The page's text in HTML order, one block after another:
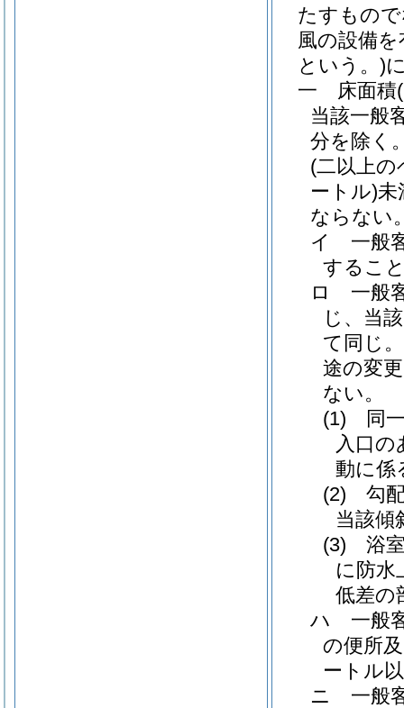
たすもの
風の設備
という。)
一
床面積
当該一般
分を除く
(二以上
ートル)未
ならない
イ
一般
するこ
ロ
一般
じ、当該
て同じ
途の変
ない。
(1)
同
入口の
動に係
(2)
勾
当該傾
(3)
浴
に防
低差の
ハ
一般
の便所
ートル
ニ
一般